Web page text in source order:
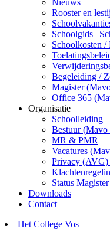
Nieuws
Rooster en
Schoolgids |
Schoolkosten /
Begeleiding /
Magister
Office 365
Organisatie
Schoolleiding
Bestuur (Mavo
MR & PMR
Vacatures
Privacy (AVG)
Status
Downloads
Contact
Het College Vos